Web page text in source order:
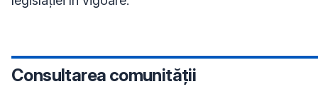
Consultarea comunității